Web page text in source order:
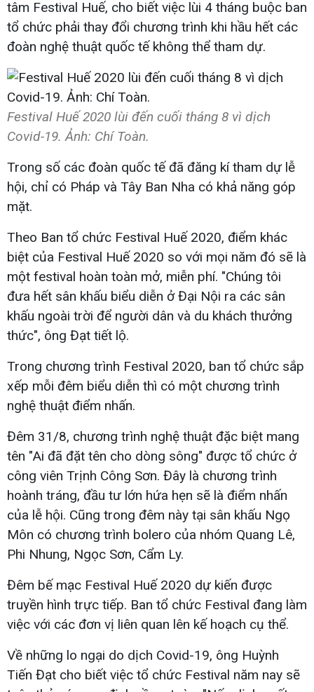
tâm Festival Huế, cho biết việc lùi 4 tháng buộc ban
tổ chức phải thay đổi chương trình khi hầu hết các
đoàn nghệ thuật quốc tế không thể tham dự.
Festival Huế 2020 lùi đến cuối tháng 8 vì dịch
Covid-19. Ảnh: Chí Toàn.
Trong số các đoàn quốc tế đã đăng kí tham dự lễ
hội, chỉ có Pháp và Tây Ban Nha có khả năng góp
mặt.
Theo Ban tổ chức Festival Huế 2020, điểm khác
biệt của Festival Huế 2020 so với mọi năm đó sẽ là
một festival hoàn toàn mở, miễn phí. "Chúng tôi
đưa hết sân khấu biểu diễn ở Đại Nội ra các sân
khấu ngoài trời để người dân và du khách thưởng
thức", ông Đạt tiết lộ.
Trong chương trình Festival 2020, ban tổ chức sắp
xếp mỗi đêm biểu diễn thì có một chương trình
nghệ thuật điểm nhấn.
Đêm 31/8, chương trình nghệ thuật đặc biệt mang
tên "Ai đã đặt tên cho dòng sông" được tổ chức ở
công viên Trịnh Công Sơn. Đây là chương trình
hoành tráng, đầu tư lớn hứa hẹn sẽ là điểm nhấn
của lễ hội. Cũng trong đêm này tại sân khấu Ngọ
Môn có chương trình bolero của nhóm Quang Lê,
Phi Nhung, Ngọc Sơn, Cẩm Ly.
Đêm bế mạc Festival Huế 2020 dự kiến được
truyền hình trực tiếp. Ban tổ chức Festival đang làm
việc với các đơn vị liên quan lên kế hoạch cụ thể.
Về những lo ngại do dịch Covid-19, ông Huỳnh
Tiến Đạt cho biết việc tổ chức Festival năm nay sẽ